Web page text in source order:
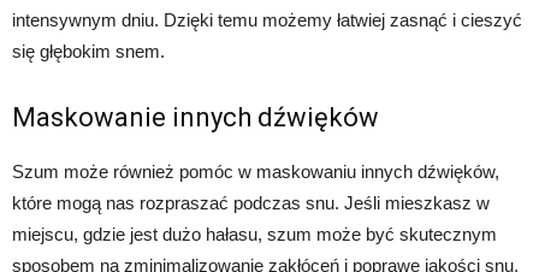
intensywnym dniu. Dzięki temu możemy łatwiej zasnąć i cieszyć
się głębokim snem.
Maskowanie innych dźwięków
Szum może również pomóc w maskowaniu innych dźwięków,
które mogą nas rozpraszać podczas snu. Jeśli mieszkasz w
miejscu, gdzie jest dużo hałasu, szum może być skutecznym
sposobem na zminimalizowanie zakłóceń i poprawę jakości snu.